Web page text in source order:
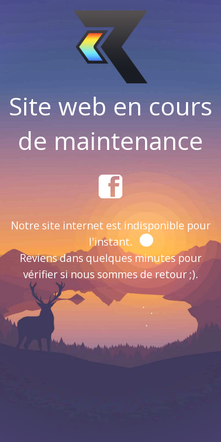
Site web en cours
de maintenance
Notre site internet est indisponible pour
l'instant.
Reviens dans quelques minutes pour
vérifier si nous sommes de retour ;).